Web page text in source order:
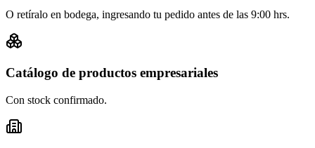
O retíralo en bodega, ingresando tu pedido antes de las 9:00 hrs.
Catálogo de productos empresariales
Con stock confirmado.